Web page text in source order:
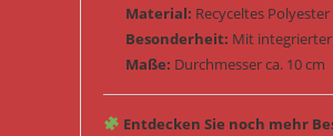
Material: Recyceltes
Besonderheit: Mit
Maße: Durchmesser ca. 10 cm
Entdecken Sie noch mehr